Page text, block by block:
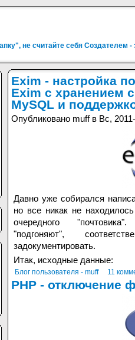
не считайте себя Создателем
Exim - настройка
Exim с хранением
MySQL и
Опубликовано muff в Вс,
Давно уже собирался
но все никак не
очередного
"подгоняют",
задокументировать.
Итак, исходные данные:
Блог пользователя - muff 11
PHP - отключение